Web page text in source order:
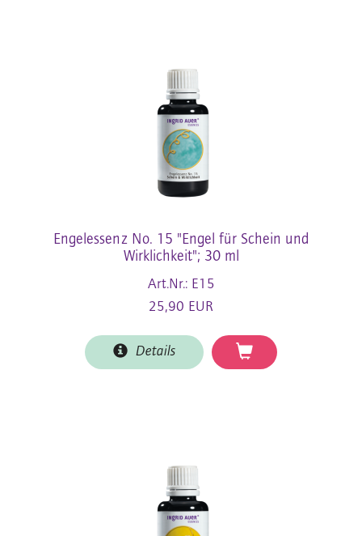
Engelessenz No. 15 "Engel für Schein und
Wirklichkeit"; 30 ml
Art.Nr.: E15
25,90 EUR
Details